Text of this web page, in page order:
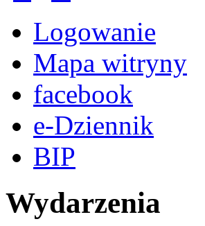
Logowanie
Mapa witryny
facebook
e-Dziennik
BIP
Wydarzenia